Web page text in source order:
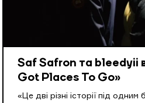
Saf Safron та bleedyii
Got Places To Go»
«Це дві різні історії під